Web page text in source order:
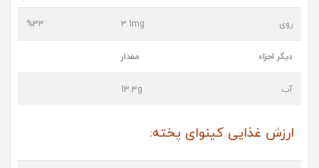
روی 3.1mg
%33
دیگر اجزاء مقدار
آب 13.3g
ارزش غذایی کینوای پخته: